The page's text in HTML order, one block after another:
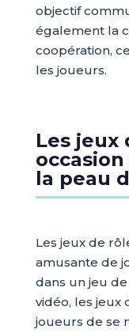
objectif
également la
coopération,
les joueurs.
Les jeux
la peau
Les jeux de
amusante de
dans un jeu
vidéo, les
joueurs de se